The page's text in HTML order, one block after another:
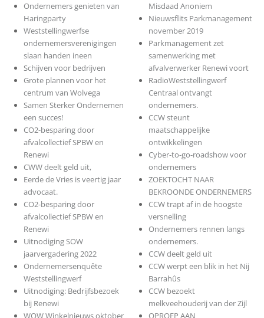
Ondernemers genieten van
Haringparty
Weststellingwerfse
ondernemersverenigingen
slaan handen ineen
Schijven voor bedrijven
Grote plannen voor het
centrum van Wolvega
Samen Sterker Ondernemen
een succes!
CO2-besparing door
afvalcollectief SPBW en
Renewi
CWW deelt geld uit,
Eerde de Vries is veertig jaar
advocaat.
CO2-besparing door
afvalcollectief SPBW en
Renewi
Uitnodiging SOW
jaarvergadering 2022
Ondernemersenquête
Weststellingwerf
Uitnodiging: Bedrijfsbezoek
bij Renewi
WOW Winkelnieuws oktober
Misdaad Anoniem
Nieuwsflits Parkmanagement
november 2019
Parkmanagement zet
samenwerking met
afvalverwerker Renewi voort
RadioWeststellingwerf
Centraal ontvangt
ondernemers.
CCW steunt
maatschappelijke
ontwikkelingen
Cyber-to-go-roadshow voor
ondernemers
ZOEKTOCHT NAAR
BEKROONDE ONDERNEMERS
CCW trapt af in de hoogste
versnelling
Ondernemers rennen langs
ondernemers.
CCW deelt geld uit
CCW werpt een blik in het Nij
Barrahûs
CCW bezoekt
melkveehouderij van der Zijl
OPROEP AAN